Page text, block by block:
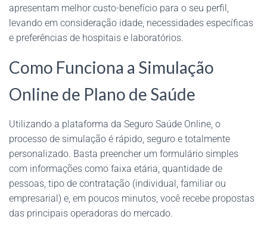
apresentam melhor custo-benefício para o seu perfil,
levando em consideração idade, necessidades específicas
e preferências de hospitais e laboratórios.
Como Funciona a Simulação
Online de Plano de Saúde
Utilizando a plataforma da Seguro Saúde Online, o
processo de simulação é rápido, seguro e totalmente
personalizado. Basta preencher um formulário simples
com informações como faixa etária, quantidade de
pessoas, tipo de contratação (individual, familiar ou
empresarial) e, em poucos minutos, você recebe propostas
das principais operadoras do mercado.